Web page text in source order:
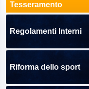
Tesseramento
Regolamenti Interni
Riforma dello sport